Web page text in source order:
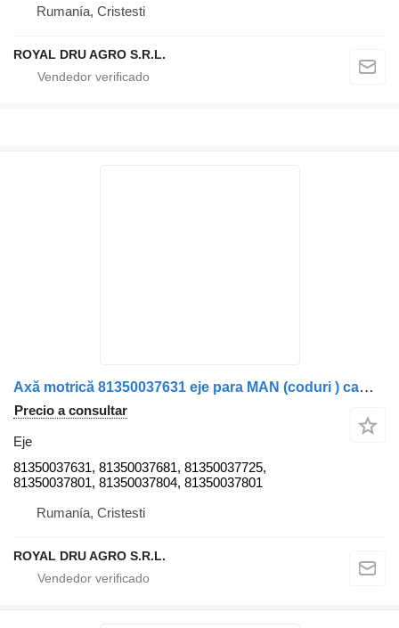
Rumanía, Cristesti
ROYAL DRU AGRO S.R.L.
Axă motrică 81350037631 eje para MAN (coduri ) camión
Precio a consultar
Eje
81350037631, 81350037681, 81350037725,
81350037801, 81350037804, 81350037801
Rumanía, Cristesti
ROYAL DRU AGRO S.R.L.